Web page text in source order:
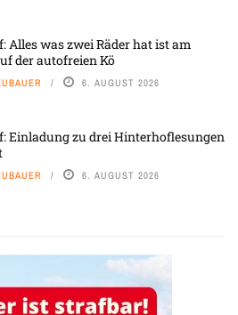
Alles was zwei Räder hat ist am
der autofreien Kö
6. AUGUST 2026
Einladung zu drei Hinterhoflesungen
6. AUGUST 2026